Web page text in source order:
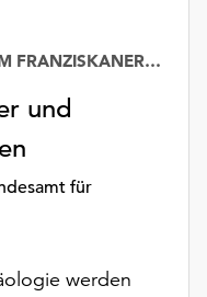
und
für
KULTURHISTORISCHES MUSEUM FRANZISKANERKLOSTER
werden